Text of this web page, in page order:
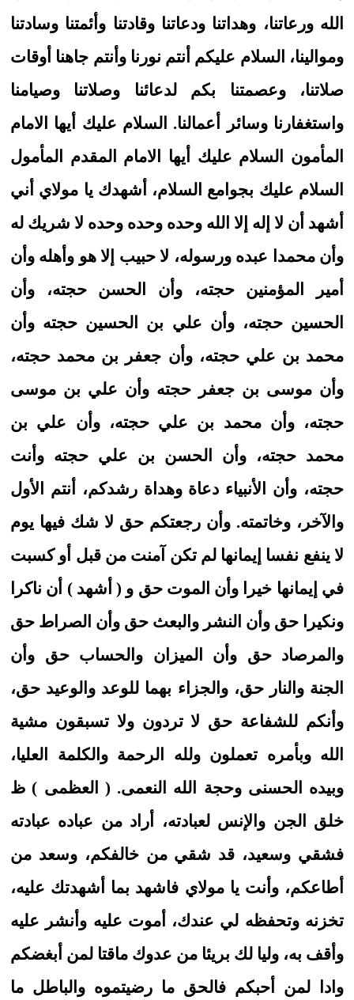
الله ورعاتنا، وهداتنا ودعاتنا وقادتنا وأئمتنا وسادتنا
وموالينا، السلام عليكم أنتم نورنا وأنتم جاهنا أوقات
صلاتنا، وعصمتنا بكم لدعائنا وصلاتنا وصيامنا
واستغفارنا وسائر أعمالنا. السلام عليك أيها الامام
المأمون السلام عليك أيها الامام المقدم المأمول
السلام عليك بجوامع السلام، أشهدك يا مولاي أني
أشهد أن لا إله إلا الله وحده وحده وحده لا شريك له
وأن محمدا عبده ورسوله، لا حبيب إلا هو وأهله وأن
أمير المؤمنين حجته، وأن الحسن حجته، وأن
الحسين حجته، وأن علي بن الحسين حجته وأن
محمد بن علي حجته، وأن جعفر بن محمد حجته،
وأن موسى بن جعفر حجته وأن علي بن موسى
حجته، وأن محمد بن علي حجته، وأن علي بن
محمد حجته، وأن الحسن بن علي حجته وأنت
حجته، وأن الأنبياء دعاة وهداة رشدكم، أنتم الأول
والآخر، وخاتمته. وأن رجعتكم حق لا شك فيها يوم
لا ينفع نفسا إيمانها لم تكن آمنت من قبل أو كسبت
في إيمانها خيرا وأن الموت حق و ( أشهد ) أن ناكرا
ونكيرا حق وأن النشر والبعث حق وأن الصراط حق
والمرصاد حق وأن الميزان والحساب حق وأن
الجنة والنار حق، والجزاء بهما للوعد والوعيد حق،
وأنكم للشفاعة حق لا تردون ولا تسبقون مشية
الله وبأمره تعملون ولله الرحمة والكلمة العليا،
وبيده الحسنى وحجة الله النعمى. ( العظمى ) ظ
خلق الجن والإنس لعبادته، أراد من عباده عبادته
فشقي وسعيد، قد شقي من خالفكم، وسعد من
أطاعكم، وأنت يا مولاي فاشهد بما أشهدتك عليه،
تخزنه وتحفظه لي عندك، أموت عليه وأنشر عليه
وأقف به، وليا لك بريئا من عدوك ماقتا لمن أبغضكم
وادا لمن أحبكم فالحق ما رضيتموه والباطل ما